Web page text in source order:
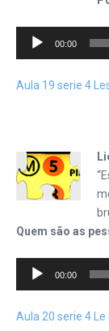
00:00
Aula 19 serie 4
Quem são as
00:00
Aula 20 serie 4